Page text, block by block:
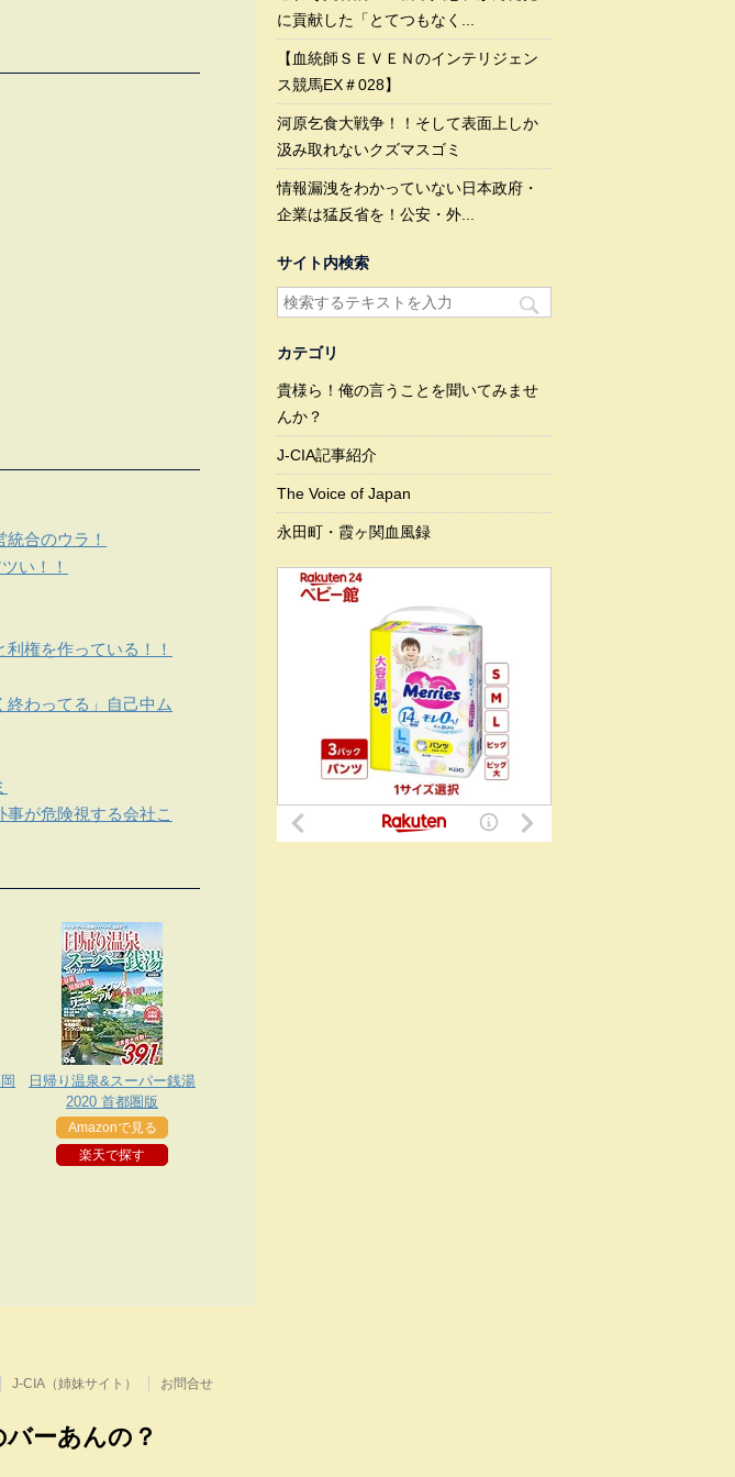
合のウラ！
い！！
権を作っている！！
わってる」自己中ム
が危険視する会社こ
日帰り温泉&スーパー銭湯
2020 首都圏版
Amazonで見る
楽天で探す
に貢献した「とてつもなく...
【血統師ＳＥＶＥＮのインテリジェン
ス競馬EX＃028】
河原乞食大戦争！！そして表面上しか
汲み取れないクズマスゴミ
情報漏洩をわかっていない日本政府・
企業は猛反省を！公安・外...
サイト内検索
カテゴリ
貴様ら！俺の言うことを聞いてみませ
んか？
J-CIA記事紹介
The Voice of Japan
永田町・霞ヶ関血風録
J-CIA（姉妹サイト） お問合せ
ーあんの？